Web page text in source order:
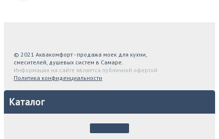
© 2021 Аквакомфорт - продажа моек для кухни,
смесителей, душевых систем в Самаре.
Информация на сайте является публичной офертой
Политика конфиденциальности
Каталог